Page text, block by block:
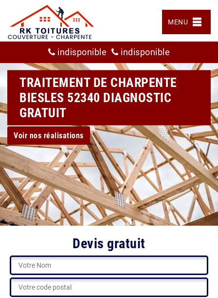
MENU
indisponible indisponible
TRAITEMENT DE CHARPENTE
BIESLES 52340 DIAGNOSTIC
GRATUIT
Voir nos réalisations
Devis gratuit